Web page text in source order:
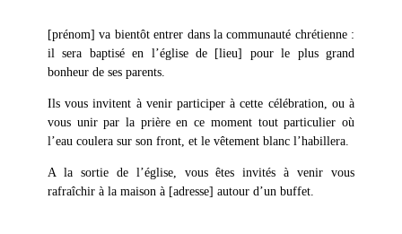
[prénom] va bientôt entrer dans la communauté chrétienne :
il sera baptisé en l’église de [lieu] pour le plus grand
bonheur de ses parents.
Ils vous invitent à venir participer à cette célébration, ou à
vous unir par la prière en ce moment tout particulier où
l’eau coulera sur son front, et le vêtement blanc l’habillera.
A la sortie de l’église, vous êtes invités à venir vous
rafraîchir à la maison à [adresse] autour d’un buffet.